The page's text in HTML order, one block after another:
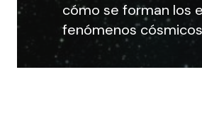
cómo se forman los
fenómenos